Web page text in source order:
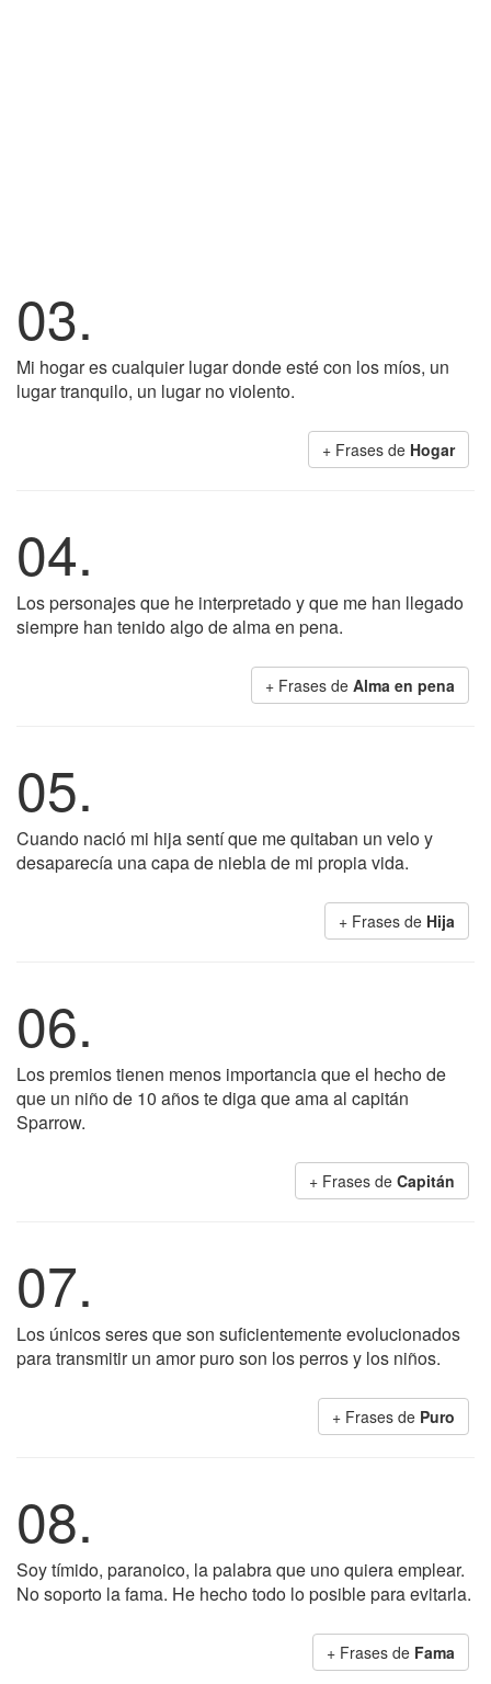
03.
Mi hogar es cualquier lugar donde esté con los míos, un
lugar tranquilo, un lugar no violento.
+ Frases de Hogar
04.
Los personajes que he interpretado y que me han llegado
siempre han tenido algo de alma en pena.
+ Frases de Alma en pena
05.
Cuando nació mi hija sentí que me quitaban un velo y
desaparecía una capa de niebla de mi propia vida.
+ Frases de Hija
06.
Los premios tienen menos importancia que el hecho de
que un niño de 10 años te diga que ama al capitán
Sparrow.
+ Frases de Capitán
07.
Los únicos seres que son suficientemente evolucionados
para transmitir un amor puro son los perros y los niños.
+ Frases de Puro
08.
Soy tímido, paranoico, la palabra que uno quiera emplear.
No soporto la fama. He hecho todo lo posible para evitarla.
+ Frases de Fama